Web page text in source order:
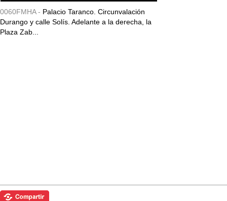
0060FMHA - Palacio Taranco. Circunvalación
Durango y calle Solís. Adelante a la derecha, la
Plaza Zab...